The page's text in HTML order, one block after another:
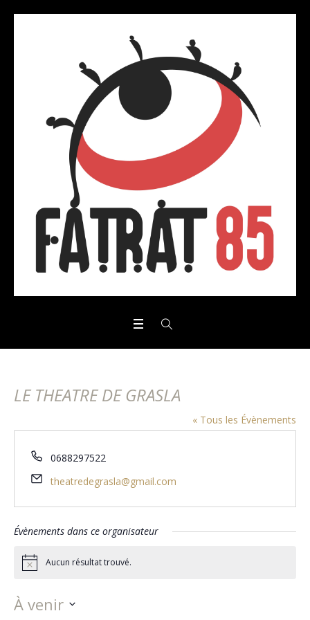
LE THEATRE DE GRASLA
« Tous les Évènements
Téléphone
0688297522
Email
theatredegrasla@gmail.com
Évènements dans ce organisateur
NoticeAucun résultat trouvé.
À venir